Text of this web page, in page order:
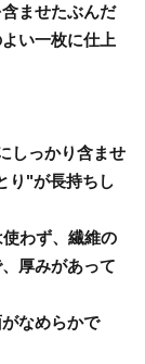
ませたぶんだ
い一枚に仕上
しっかり含ませ
り"が長持ちし
わず、繊維の
厚みがあって
なめらかで